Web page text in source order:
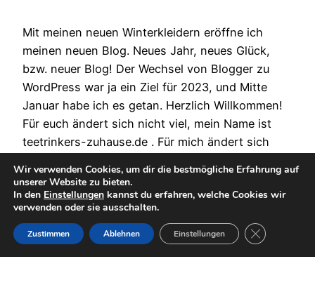
Mit meinen neuen Winterkleidern eröffne ich
meinen neuen Blog. Neues Jahr, neues Glück,
bzw. neuer Blog! Der Wechsel von Blogger zu
WordPress war ja ein Ziel für 2023, und Mitte
Januar habe ich es getan. Herzlich Willkommen!
Für euch ändert sich nicht viel, mein Name ist
teetrinkers-zuhause.de . Für mich ändert sich
1. Februar 2023
Wir verwenden Cookies, um dir die bestmögliche Erfahrung auf
unserer Website zu bieten.
In den Einstellungen kannst du erfahren, welche Cookies wir
verwenden oder sie ausschalten.
Zustimmen Ablehnen Einstellungen GDPR